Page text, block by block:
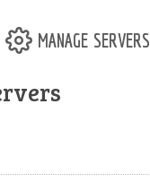
manage servers